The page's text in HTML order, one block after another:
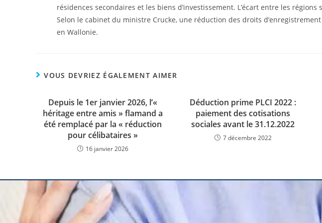
résidences secondaires et les biens d’investissement. L’écart entre les
Selon le cabinet du ministre Crucke, une réduction des droits d’enregistrement
en Wallonie.
VOUS DEVRIEZ ÉGALEMENT AIMER
Depuis le 1er janvier 2026, l’«
héritage entre amis » flamand a
été remplacé par la « réduction
pour célibataires »
16 janvier 2026
Déduction prime PLCI 2022 :
paiement des cotisations
sociales avant le 31.12.2022
7 décembre 2022